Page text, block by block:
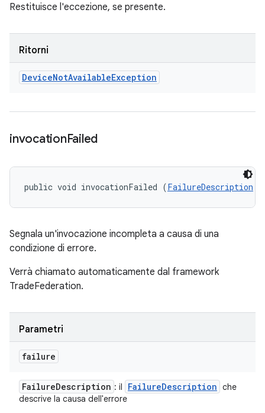
Restituisce l'eccezione, se presente.
Ritorni
DeviceNotAvailableException
invocationFailed
public void invocationFailed (FailureDescription
Segnala un'invocazione incompleta a causa di una
condizione di errore.
Verrà chiamato automaticamente dal framework
TradeFederation.
Parametri
failure
FailureDescription : il FailureDescription che
descrive la causa dell'errore